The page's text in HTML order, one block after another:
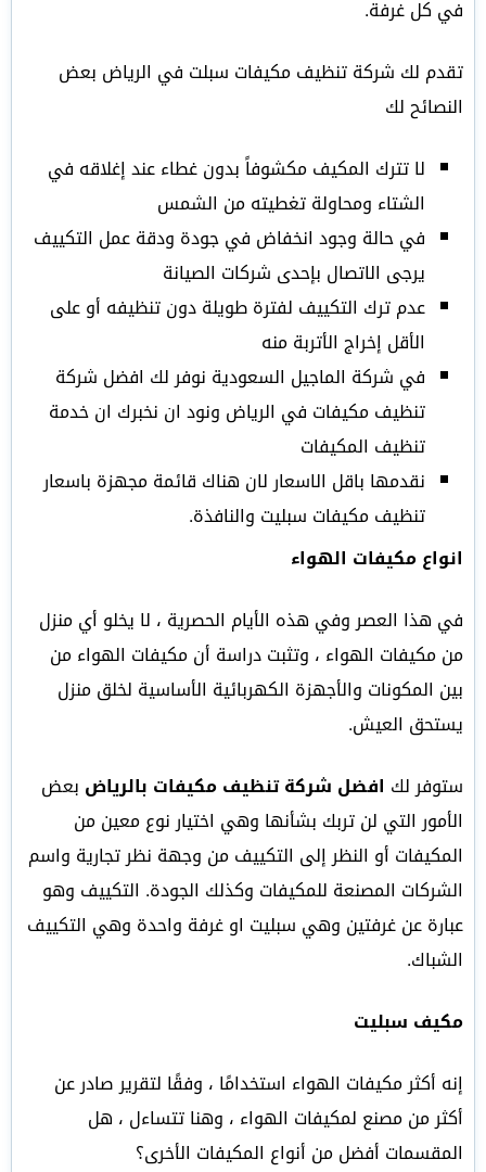
في كل غرفة.
تقدم لك شركة تنظيف مكيفات سبلت في الرياض بعض
النصائح لك
لا تترك المكيف مكشوفاً بدون غطاء عند إغلاقه في
الشتاء ومحاولة تغطيته من الشمس
في حالة وجود انخفاض في جودة ودقة عمل التكييف
يرجى الاتصال بإحدى شركات الصيانة
عدم ترك التكييف لفترة طويلة دون تنظيفه أو على
الأقل إخراج الأتربة منه
في شركة الماجيل السعودية نوفر لك افضل شركة
تنظيف مكيفات في الرياض ونود ان نخبرك ان خدمة
تنظيف المكيفات
نقدمها باقل الاسعار لان هناك قائمة مجهزة باسعار
تنظيف مكيفات سبليت والنافذة.
انواع مكيفات الهواء
في هذا العصر وفي هذه الأيام الحصرية ، لا يخلو أي منزل
من مكيفات الهواء ، وتثبت دراسة أن مكيفات الهواء من
بين المكونات والأجهزة الكهربائية الأساسية لخلق منزل
يستحق العيش.
ستوفر لك افضل شركة تنظيف مكيفات بالرياض بعض
الأمور التي لن تربك بشأنها وهي اختيار نوع معين من
المكيفات أو النظر إلى التكييف من وجهة نظر تجارية واسم
الشركات المصنعة للمكيفات وكذلك الجودة. التكييف وهو
عبارة عن غرفتين وهي سبليت او غرفة واحدة وهي التكييف
الشباك.
مكيف سبليت
إنه أكثر مكيفات الهواء استخدامًا ، وفقًا لتقرير صادر عن
أكثر من مصنع لمكيفات الهواء ، وهنا تتساءل ، هل
المقسمات أفضل من أنواع المكيفات الأخرى؟